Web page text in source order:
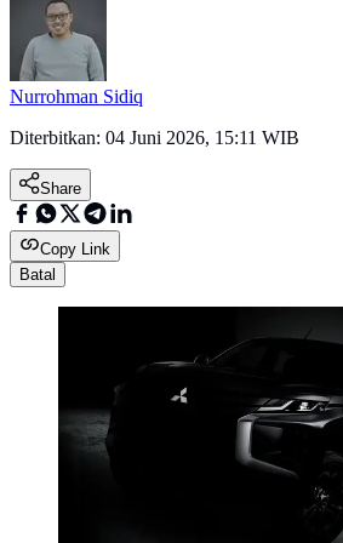
Nurrohman Sidiq
Diterbitkan: 04 Juni 2026, 15:11 WIB
Share
Copy Link
Batal